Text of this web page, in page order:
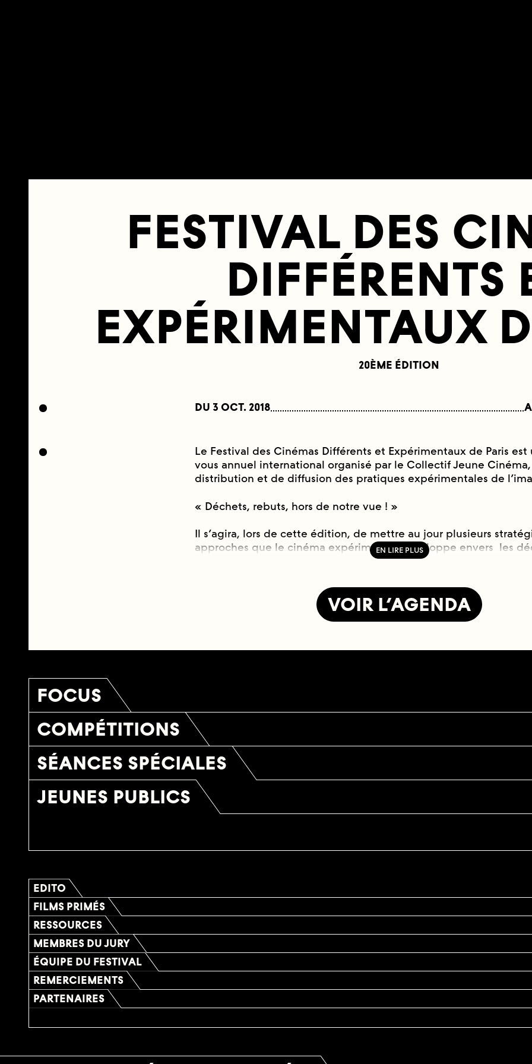
FESTIVAL DES
DIFFÉRENTS
EXPÉRIMENTAUX
20ÈME ÉDITION
DU 3 OCT. 2018
Le Festival des Cinémas Différents et Expérimentaux de Paris est
vous annuel international organisé par le Collectif Jeune
distribution et de diffusion des pratiques expérimentales de
« Déchets, rebuts, hors de notre vue ! »
Il s’agira, lors de cette édition, de mettre au jour plusieurs
approches que le cinéma expérimental développe envers les
propres rebuts et ceux des autres, que ce soit ceux du cinéma,
cinéma expérimental est en grande partie né des déchets ; ainsi,
débuts, il a été mis de côté, à l’abri des regards. Il y a d’ailleurs
compte, puisqu’il en a sorti des chutes, des caméras cassées et
VOIR L’AGENDA
FOCUS
COMPÉTITIONS
SÉANCES SPÉCIALES
JEUNES PUBLICS
EDITO
FILMS PRIMÉS
RESSOURCES
MEMBRES DU JURY
ÉQUIPE DU FESTIVAL
REMERCIEMENTS
PARTENAIRES